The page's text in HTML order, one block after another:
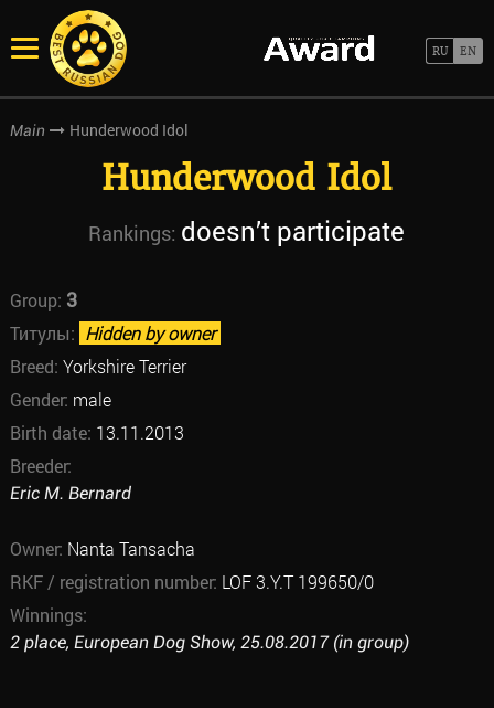
Main Hunderwood Idol
Hunderwood Idol
Rankings: doesn’t participate
Group: 3
Титулы: Hidden by owner
Breed: Yorkshire Terrier
Gender: male
Birth date: 13.11.2013
Breeder:
Eric M. Bernard
Owner: Nanta Tansacha
RKF / registration number: LOF 3.Y.T 199650/0
Winnings:
2 place, European Dog Show, 25.08.2017 (in group)